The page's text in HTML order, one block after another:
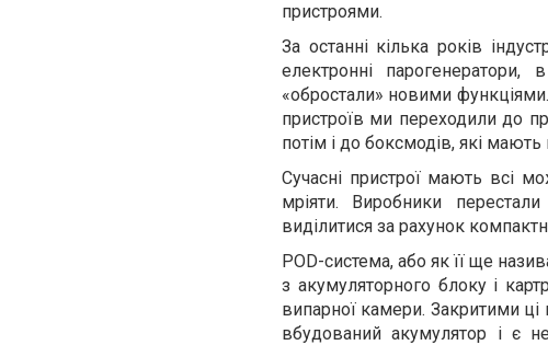
пристроями.
За останні кілька років
електронні
«обростали» новими
пристроїв ми переходили до
потім і до боксмодів, які
Сучасні пристрої мають всі
мріяти. Виробники
виділитися за рахунок
POD-система, або як її ще
з акумуляторного блоку і
випарної камери. Закритими ці
вбудований акумулятор і є